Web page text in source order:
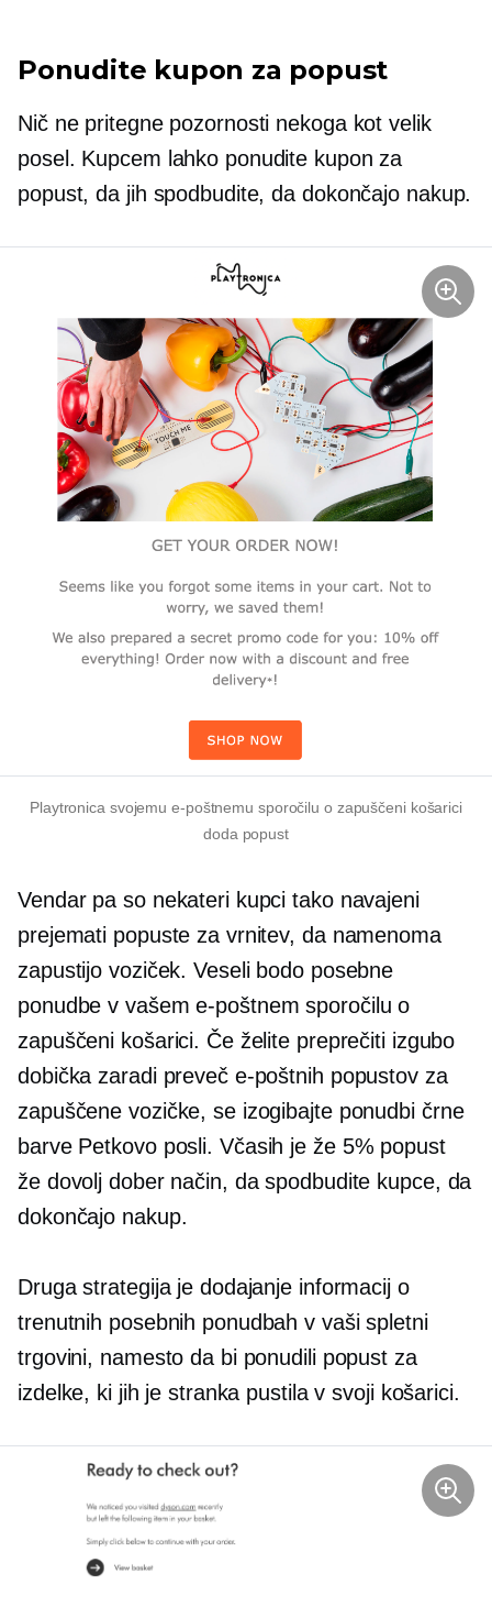
Ponudite kupon za popust
Nič ne pritegne pozornosti nekoga kot velik
posel. Kupcem lahko ponudite kupon za
popust, da jih spodbudite, da dokončajo nakup.
Playtronica svojemu e-poštnemu sporočilu o zapuščeni košarici
doda popust
Vendar pa so nekateri kupci tako navajeni
prejemati popuste za vrnitev, da namenoma
zapustijo voziček. Veseli bodo posebne
ponudbe v vašem e-poštnem sporočilu o
zapuščeni košarici. Če želite preprečiti izgubo
dobička zaradi preveč e-poštnih popustov za
zapuščene vozičke, se izogibajte ponudbi črne
barve Petkovoposli. Včasih je že 5% popust
že dovolj dober način, da spodbudite kupce, da
dokončajo nakup.
Druga strategija je dodajanje informacij o
trenutnih posebnih ponudbah v vaši spletni
trgovini, namesto da bi ponudili popust za
izdelke, ki jih je stranka pustila v svoji košarici.